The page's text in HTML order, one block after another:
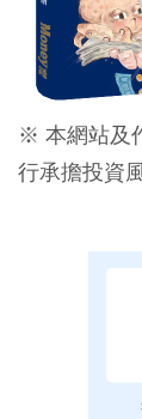
※ 本網站及
行承擔投資